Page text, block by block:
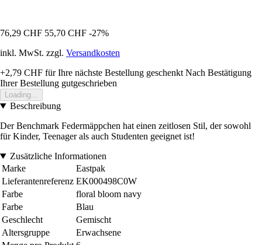
76,29 CHF 55,70 CHF -27%
inkl. MwSt. zzgl. Versandkosten
+2,79 CHF für Ihre nächste Bestellung geschenkt Nach Bestätigung
Ihrer Bestellung gutgeschrieben
Loading...
Beschreibung
Der Benchmark Federmäppchen hat einen zeitlosen Stil, der sowohl
für Kinder, Teenager als auch Studenten geeignet ist!
Zusätzliche Informationen
Marke
Eastpak
Lieferantenreferenz EK000498C0W
Farbe
floral bloom navy
Farbe
Blau
Geschlecht
Gemischt
Altersgruppe
Erwachsene